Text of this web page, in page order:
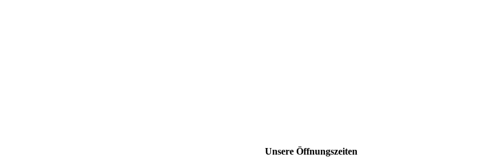
Unsere Öffnungszeiten